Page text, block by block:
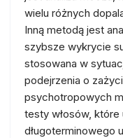
wielu różnych
Inną metodą jest
szybsze wykrycie
stosowana w
podejrzenia o
psychotropowych
testy włosów,
długoterminowego